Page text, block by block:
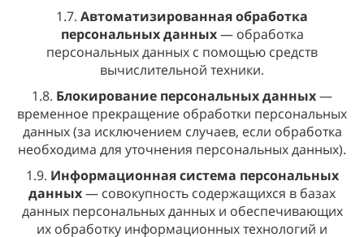
1.7. Автоматизированная обработка
персональных данных— обработка
персональных данных с помощью средств
вычислительной техники.
1.8. Блокирование персональных данных—
временное прекращение обработки персональных
данных (за исключением случаев, если обработка
необходима для уточнения персональных данных).
1.9. Информационная система персональных
данных— совокупность содержащихся в базах
данных персональных данных и обеспечивающих
их обработку информационных технологий и